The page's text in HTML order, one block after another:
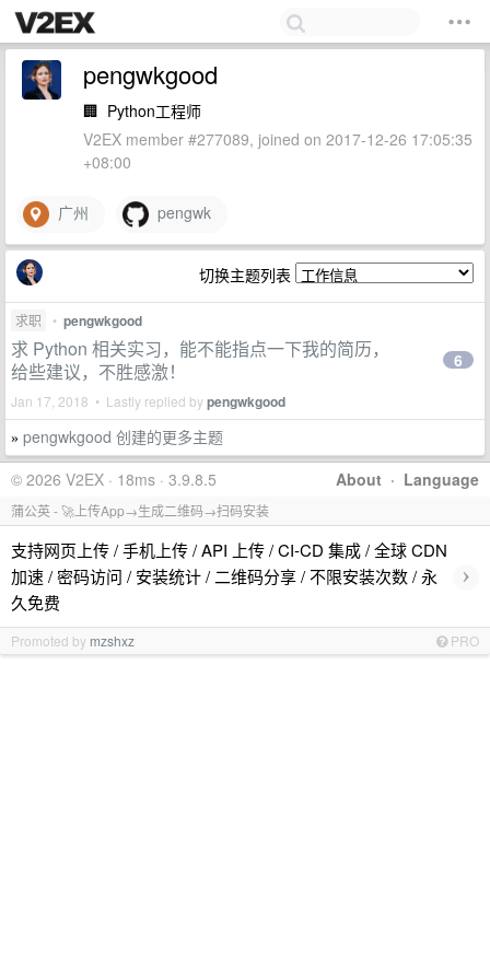
pengwkgood
🏢 Python工程师
V2EX member #277089, joined on 2017-12-26 17:05:35
+08:00
广州 pengwk
切换主题列表
求职 • pengwkgood
求 Python 相关实习，能不能指点一下我的简历，
给些建议，不胜感激！
Jan 17, 2018 • Lastly replied bypengwkgood
6
» pengwkgood 创建的更多主题
About · Language
© 2026 V2EX · 18ms · 3.9.8.5
蒲公英 - 🚀上传App→生成二维码→扫码安装
支持网页上传 / 手机上传 / API 上传 / CI-CD 集成 / 全球 CDN
加速 / 密码访问 / 安装统计 / 二维码分享 / 不限安装次数 / 永
久免费
›
Promoted by mzshxz PRO